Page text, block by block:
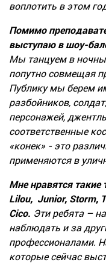
воплотить в этом
Помимо
выступаю в шоу-
Мы танцуем в
попутно совмещая
Публику мы берем
разбойников,
персонажей,
соответственные
«конек» - это
применяются в
Мне нравятся такие
Lilou, Junior, Storm,
Cico. Эти ребята –
наблюдать и за
профессионалами.
которые сейчас